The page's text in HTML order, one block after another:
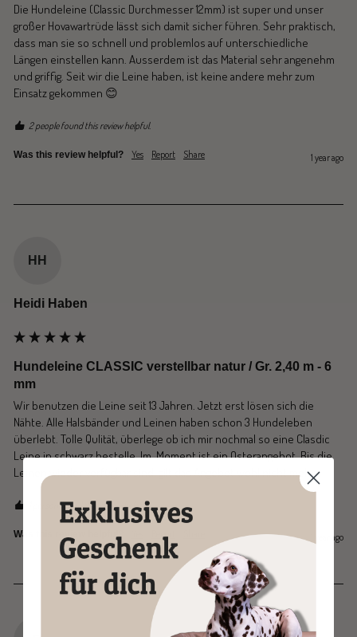
Die Hundeleine (Classic Durchmesser 12mm) ist super und unser
großer Hovawartrüde lässt sich damit sicher führen. Sehr praktisch,
dass man sie so schnell und problemlos auf unterschiedliche
Längen einstellen kann. Ausserdem ist das Material sehr angenehm
und griffig. Seit wir die Leine haben, ist keine andere mehr zum
Einsatz gekommen 😊
2 people found this review helpful.
Was this review helpful? Yes Report Share 1 year ago
HH
Heidi Haben
Hundeleine CLASSIC verstellbar natur / Gr. 2,40 m - 6
mm
Wir benutzen die Leine seit 13 Jahren. Jetzt erst lösen sich die
Nähte. Alle Halsbänder und Leinen haben schon 3 Hundeleben
überlebt. Tolle Qulität, überlege ob ich mir nochmal so eine Clasdic
Leine in schwarz bestelle. Im  Moment ist ein Osterangebot. Bis die
Leinen wieder verfügbar sind, gilt das Angebot wohl nicht mehr.
1 person found this review helpful.
Was this review helpful? 1 year ago